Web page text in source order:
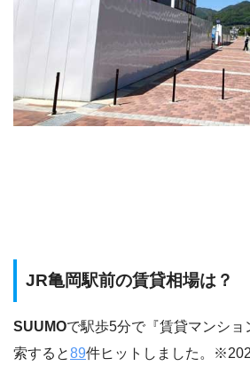
JR亀岡駅前の賃貸相場は？
SUUMOで駅歩5分で『賃貸マンショ
索すると89件ヒットしました。